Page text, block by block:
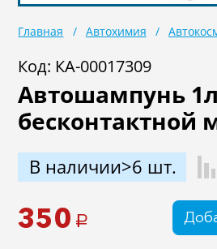
Масла
Крепеж колесный
Садовая техника
Лодки и моторы
Электроинструмент
и оснастка
Главная Автохимия
Код: КА-00017309
Автошампунь
бесконтактной
В наличии>6 шт.
350 a